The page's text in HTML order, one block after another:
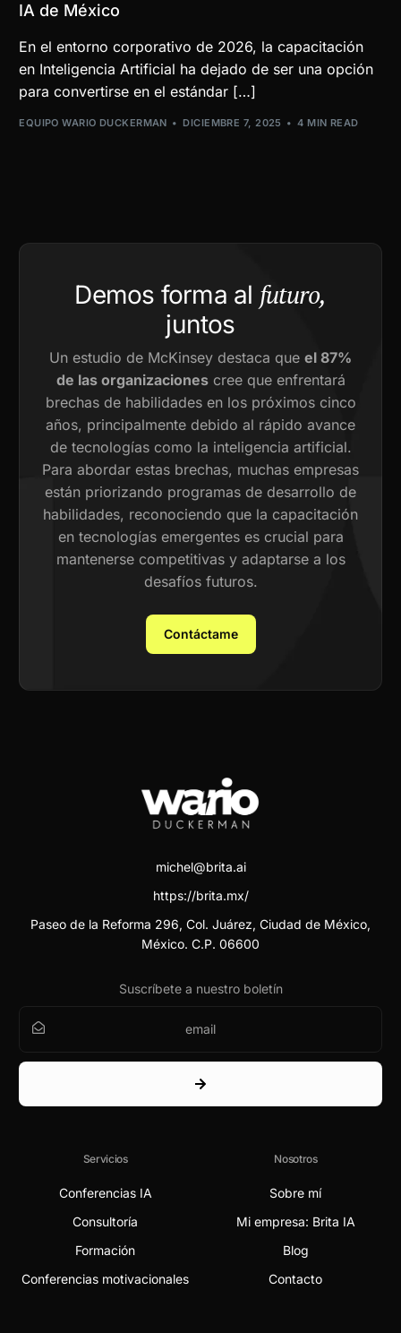
IA de México
En el entorno corporativo de 2026, la capacitación
en Inteligencia Artificial ha dejado de ser una opción
para convertirse en el estándar […]
EQUIPO WARIO DUCKERMAN DICIEMBRE 7, 2025 4 MIN READ
Demos forma al futuro,
juntos
Un estudio de McKinsey destaca que el 87%
de las organizacionescree que enfrentará
brechas de habilidades en los próximos cinco
años, principalmente debido al rápido avance
de tecnologías como la inteligencia artificial.
Para abordar estas brechas, muchas empresas
están priorizando programas de desarrollo de
habilidades, reconociendo que la capacitación
en tecnologías emergentes es crucial para
mantenerse competitivas y adaptarse a los
desafíos futuros.
Contáctame
michel@brita.ai
https://brita.mx/
Paseo de la Reforma 296, Col. Juárez, Ciudad de México,
México. C.P. 06600
Suscríbete a nuestro boletín
Servicios
Conferencias IA
Consultoría
Formación
Conferencias motivacionales
Nosotros
Sobre mí
Mi empresa: Brita IA
Blog
Contacto